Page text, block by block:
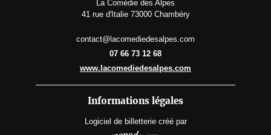
La Comédie des Alpes
41 rue d'Italie 73000 Chambéry
contact@lacomediedesalpes.com
07 66 73 12 68
www.lacomediedesalpes.com
Informations légales
Logiciel de billetterie créé par